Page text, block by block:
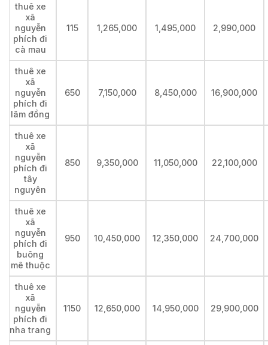
thuê xe
xã
nguyễn
phích đi
cà mau
115 1,265,000 1,495,000 2,990,000
thuê xe
xã
nguyễn
phích đi
lâm đồng
650 7,150,000 8,450,000 16,900,000
thuê xe
xã
nguyễn
phích đi
tây
nguyên
850 9,350,000 11,050,000 22,100,000
thuê xe
xã
nguyễn
phích đi
buông
mê thuộc
950 10,450,000 12,350,000 24,700,000
thuê xe
xã
nguyễn
phích đi
nha trang
1150 12,650,000 14,950,000 29,900,000